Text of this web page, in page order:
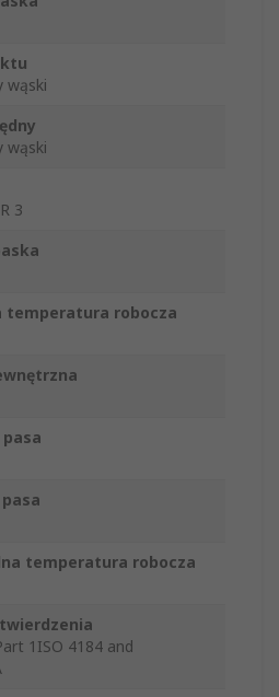
wąski
wąski
3
temperatura robocza
pasa
temperatura robocza
1ISO 4184 and